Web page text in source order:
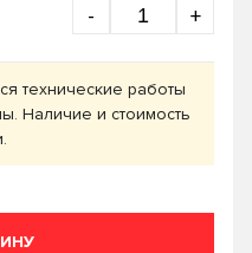
- +
технические работы
Наличие и стоимость